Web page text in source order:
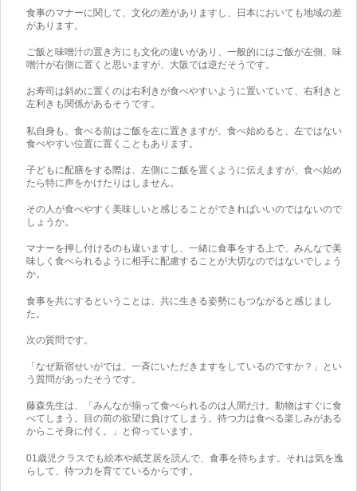
食事のマナーに関して、文化の差がありますし、日本においても地域の差
があります。
ご飯と味噌汁の置き方にも文化の違いがあり、一般的にはご飯が左側、味
噌汁が右側に置くと思いますが、大阪では逆だそうです。
お寿司は斜めに置くのは右利きが食べやすいように置いていて、右利きと
左利きも関係があるそうです。
私自身も、食べる前はご飯を左に置きますが、食べ始めると、左ではない
食べやすい位置に置くこともあります。
子どもに配膳をする際は、左側にご飯を置くように伝えますが、食べ始め
たら特に声をかけたりはしません。
その人が食べやすく美味しいと感じることができればいいのではないので
しょうか。
マナーを押し付けるのも違いますし、一緒に食事をする上で、みんなで美
味しく食べられるように相手に配慮することが大切なのではないでしょう
か。
食事を共にするということは、共に生きる姿勢にもつながると感じまし
た。
次の質問です。
「なぜ新宿せいがでは、一斉にいただきますをしているのですか？」とい
う質問があったそうです。
藤森先生は、「みんなが揃って食べられるのは人間だけ。動物はすぐに食
べてしまう。目の前の欲望に負けてしまう。待つ力は食べる楽しみがある
からこそ身に付く。」と仰っています。
01歳児クラスでも絵本や紙芝居を読んで、食事を待ちます。それは気を逸
らして、待つ力を育てているからです。